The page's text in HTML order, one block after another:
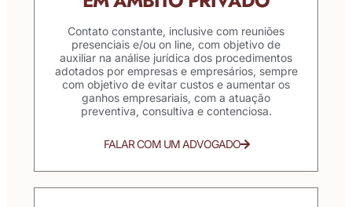
Contato constante, inclusive com reuniões
presenciais e/ou on line, com objetivo de
auxiliar na análise jurídica dos procedimentos
adotados por empresas e empresários, sempre
com objetivo de evitar custos e aumentar os
ganhos empresariais, com a atuação
preventiva, consultiva e contenciosa.
FALAR COM UM ADVOGADO